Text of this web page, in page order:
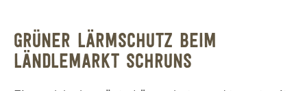
GRÜNER LÄRMSCHUTZ BEIM
LÄNDLEMARKT SCHRUNS